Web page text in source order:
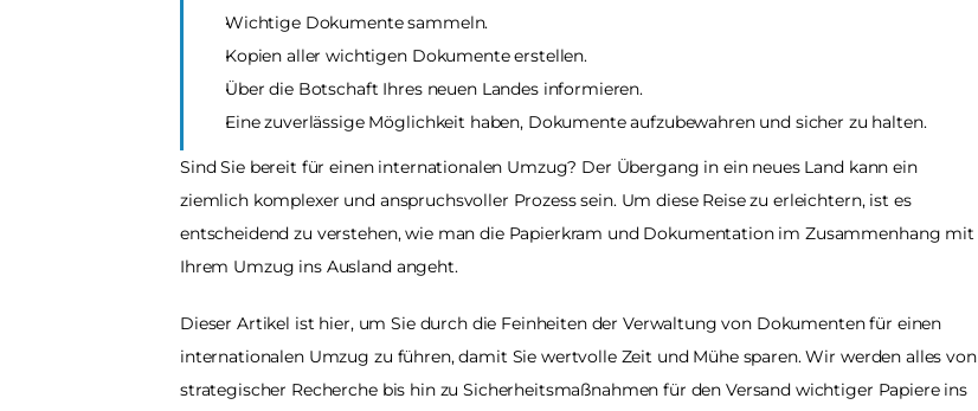
Wichtige Dokumente sammeln.
Kopien aller wichtigen Dokumente erstellen.
Über die Botschaft Ihres neuen Landes informieren.
Eine zuverlässige Möglichkeit haben, Dokumente aufzubewahren und sicher zu halten.
Sind Sie bereit für einen internationalen Umzug? Der Übergang in ein neues Land kann ein
ziemlich komplexer und anspruchsvoller Prozess sein. Um diese Reise zu erleichtern, ist es
entscheidend zu verstehen, wie man die Papierkram und Dokumentation im Zusammenhang mit
Ihrem Umzug ins Ausland angeht.
Dieser Artikel ist hier, um Sie durch die Feinheiten der Verwaltung von Dokumenten für einen
internationalen Umzug zu führen, damit Sie wertvolle Zeit und Mühe sparen. Wir werden alles von
strategischer Recherche bis hin zu Sicherheitsmaßnahmen für den Versand wichtiger Papiere ins